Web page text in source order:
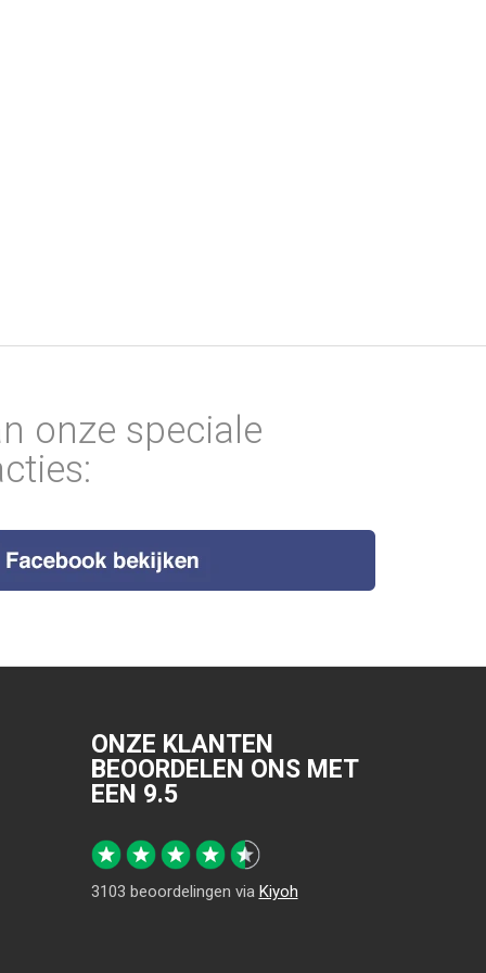
onze speciale
ONZE KLANTEN
BEOORDELEN ONS MET
EEN 9.5
3103 beoordelingen via Kiyoh